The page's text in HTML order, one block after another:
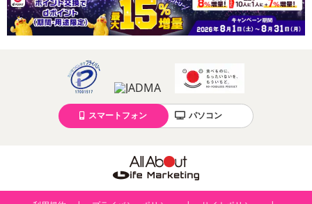
スマートフォン パソコン